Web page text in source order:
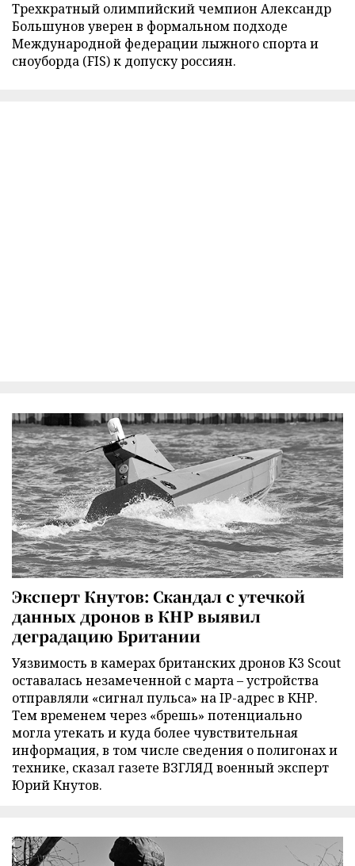
Трехкратный олимпийский чемпион Александр
Большунов уверен в формальном подходе
Международной федерации лыжного спорта и
сноуборда (FIS) к допуску россиян.
Эксперт Кнутов: Скандал с утечкой
данных дронов в КНР выявил
деградацию Британии
Уязвимость в камерах британских дронов K3 Scout
оставалась незамеченной с марта – устройства
отправляли «сигнал пульса» на IP-адрес в КНР.
Тем временем через «брешь» потенциально
могла утекать и куда более чувствительная
информация, в том числе сведения о полигонах и
технике, сказал газете ВЗГЛЯД военный эксперт
Юрий Кнутов.